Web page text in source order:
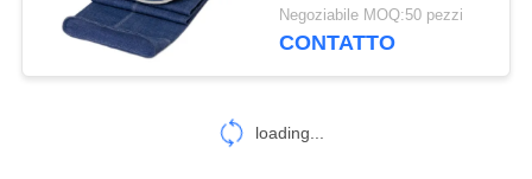
Acrilico PP Fibra di vetro
Aglio Felt Tessuto di
Negoziabile MOQ:50 pezzi
CONTATTO
loading...